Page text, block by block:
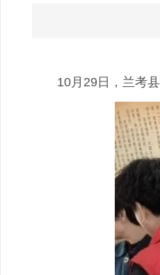
10月29日，兰考县